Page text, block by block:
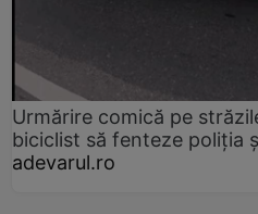
Urmărire comică pe
biciclist să fenteze poliția
adevarul.ro